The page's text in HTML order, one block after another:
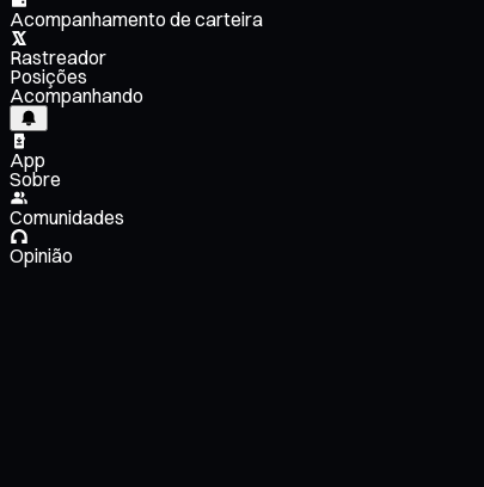
Acompanhamento de carteira
Rastreador
Posições
Acompanhando
App
Sobre
Comunidades
Opinião